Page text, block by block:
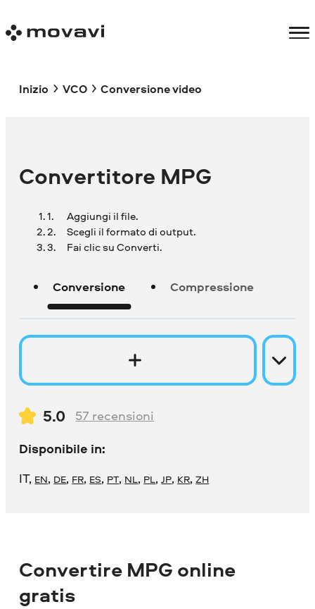
Inizio VCO Conversione video
Convertitore MPG
Aggiungi il file.
Scegli il formato di output.
Fai clic su Converti.
Conversione Compressione
5.0 57 recensioni
Disponibile in:
IT, EN, DE, FR, ES, PT, NL, PL,JP, KR,ZH
Convertire MPG online
gratis